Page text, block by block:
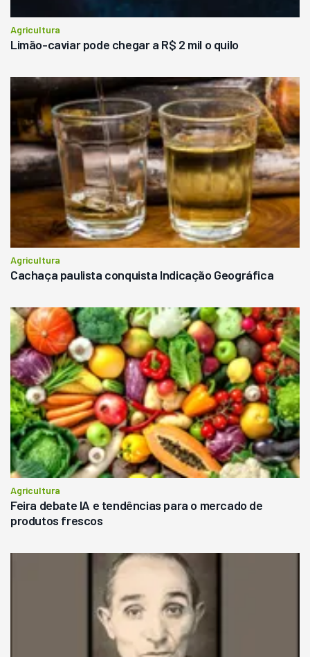
Agricultura
Limão-caviar pode chegar a R$ 2 mil o quilo
Agricultura
Cachaça paulista conquista Indicação Geográfica
Agricultura
Feira debate IA e tendências para o mercado de
produtos frescos